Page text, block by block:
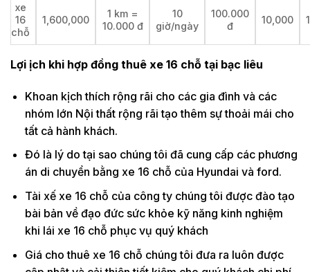
xe
16
chỗ
1,600,000
1 km =
10.000 đ
10
giờ/ngày
100.000
đ
10,000
Lợi ịch khi hợp đồng thuê xe 16 chỗ tại bạc liêu
Khoan kịch thích rộng rãi cho các gia đình và các
nhóm lớn Nội thất rộng rãi tạo thêm sự thoải mái cho
tất cả hành khách.
Đó là lý do tại sao chúng tôi đã cung cấp các phương
án di chuyển bằng xe 16 chỗ của Hyundai và ford.
Tài xế xe 16 chỗ của công ty chúng tôi được đào tạo
bài bản về đạo đức sức khỏe kỹ năng kinh nghiệm
khi lái xe 16 chỗ phục vụ quý khách
Giá cho thuê xe 16 chỗ chúng tôi đưa ra luôn được